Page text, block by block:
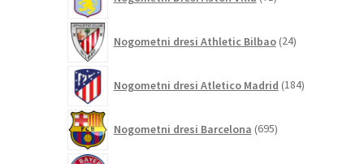
izdelkov
Nogometni dresi Athletic Bilbao 24izdelkov
Nogometni dresi Atletico Madrid 184izdelkov
Nogometni dresi Barcelona 695izdelkov